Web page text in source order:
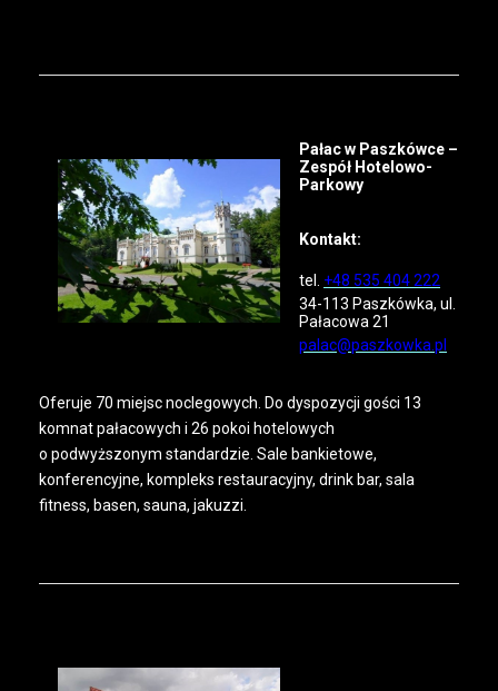
Pałac w Paszkówce –
Zespół Hotelowo-
Parkowy
Kontakt:
tel. +48 535 404 222
34-113 Paszkówka, ul.
Pałacowa 21
palac@paszkowka.pl
Oferuje 70 miejsc noclegowych. Do dyspozycji gości 13
komnat pałacowych i 26 pokoi hotelowych
o podwyższonym standardzie. Sale bankietowe,
konferencyjne, kompleks restauracyjny, drink bar, sala
fitness, basen, sauna, jakuzzi.